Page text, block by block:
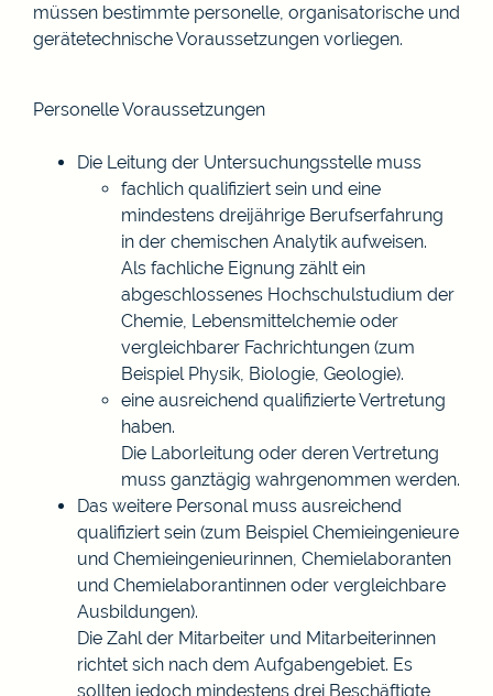
müssen bestimmte personelle, organisatorische und
gerätetechnische Voraussetzungen vorliegen.
Personelle Voraussetzungen
Die Leitung der Untersuchungsstelle muss
fachlich qualifiziert sein und eine
mindestens dreijährige Berufserfahrung
in der chemischen Analytik aufweisen.
Als fachliche Eignung zählt ein
abgeschlossenes Hochschulstudium der
Chemie, Lebensmittelchemie oder
vergleichbarer Fachrichtungen (zum
Beispiel Physik, Biologie, Geologie).
eine ausreichend qualifizierte Vertretung
haben.
Die Laborleitung oder deren Vertretung
muss ganztägig wahrgenommen werden.
Das weitere Personal muss ausreichend
qualifiziert sein (zum Beispiel Chemieingenieure
und Chemieingenieurinnen, Chemielaboranten
und Chemielaborantinnen oder vergleichbare
Ausbildungen).
Die Zahl der Mitarbeiter und Mitarbeiterinnen
richtet sich nach dem Aufgabengebiet. Es
sollten jedoch mindestens drei Beschäftigte